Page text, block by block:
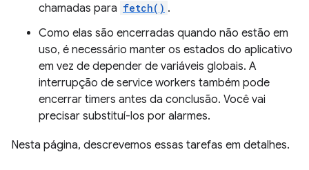
chamadas para fetch() .
Como elas são encerradas quando não estão em
uso, é necessário manter os estados do aplicativo
em vez de depender de variáveis globais. A
interrupção de service workers também pode
encerrar timers antes da conclusão. Você vai
precisar substituí-los por alarmes.
Nesta página, descrevemos essas tarefas em detalhes.